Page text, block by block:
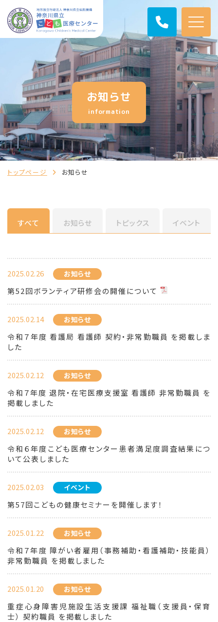
お知らせ
information
トップページ お知らせ
すべて お知らせ トピックス イベント
2025.02.26 お知らせ
第52回ボランティア研修会の開催について
2025.02.14 お知らせ
令和７年度 看護局 看護師 契約・非常勤職員 を掲載しま
した
2025.02.12 お知らせ
令和７年度 退院・在宅医療支援室 看護師 非常勤職員 を
掲載しました
2025.02.12 お知らせ
令和６年度こども医療センター患者満足度調査結果につ
いて公表しました
2025.02.03 イベント
第57回こどもの健康セミナーを開催します！
2025.01.22 お知らせ
令和７年度 障がい者雇用（事務補助・看護補助・技能員）
非常勤職員 を掲載しました
2025.01.20 お知らせ
重症心身障害児施設生活支援課 福祉職（支援員・保育
士） 契約職員 を掲載しました